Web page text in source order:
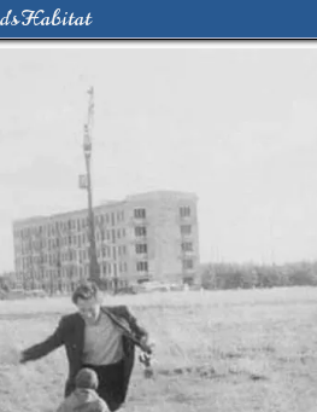
Habitat